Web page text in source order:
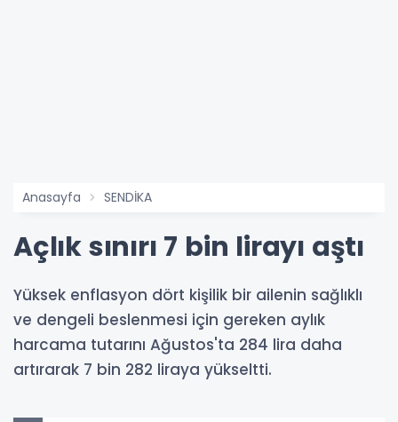
Anasayfa SENDİKA
Açlık sınırı 7 bin lirayı aştı
Yüksek enflasyon dört kişilik bir ailenin sağlıklı
ve dengeli beslenmesi için gereken aylık
harcama tutarını Ağustos'ta 284 lira daha
artırarak 7 bin 282 liraya yükseltti.